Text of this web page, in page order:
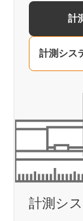
計測シ
計
計測シス